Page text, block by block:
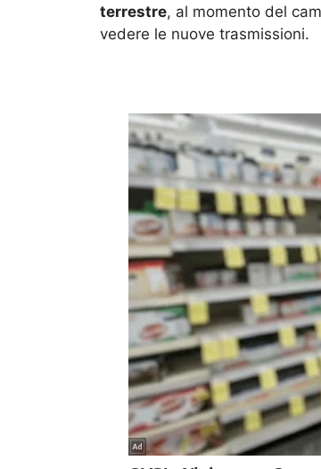
terrestre, al momento del
vedere le nuove trasmissioni.